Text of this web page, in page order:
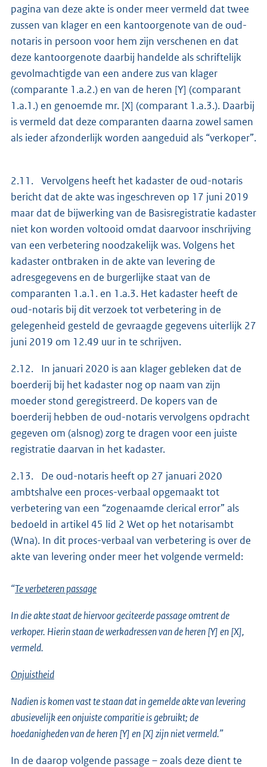
pagina van deze akte is onder meer vermeld dat twee
zussen van klager en een kantoorgenote van de oud-
notaris in persoon voor hem zijn verschenen en dat
deze kantoorgenote daarbij handelde als schriftelijk
gevolmachtigde van een andere zus van klager
(comparante 1.a.2.) en van de heren [Y] (comparant
1.a.1.) en genoemde mr. [X] (comparant 1.a.3.). Daarbij
is vermeld dat deze comparanten daarna zowel samen
als ieder afzonderlijk worden aangeduid als “verkoper”.
2.11. Vervolgens heeft het kadaster de oud-notaris
bericht dat de akte was ingeschreven op 17 juni 2019
maar dat de bijwerking van de Basisregistratie kadaster
niet kon worden voltooid omdat daarvoor inschrijving
van een verbetering noodzakelijk was. Volgens het
kadaster ontbraken in de akte van levering de
adresgegevens en de burgerlijke staat van de
comparanten 1.a.1. en 1.a.3. Het kadaster heeft de
oud-notaris bij dit verzoek tot verbetering in de
gelegenheid gesteld de gevraagde gegevens uiterlijk 27
juni 2019 om 12.49 uur in te schrijven.
2.12. In januari 2020 is aan klager gebleken dat de
boerderij bij het kadaster nog op naam van zijn
moeder stond geregistreerd. De kopers van de
boerderij hebben de oud-notaris vervolgens opdracht
gegeven om (alsnog) zorg te dragen voor een juiste
registratie daarvan in het kadaster.
2.13. De oud-notaris heeft op 27 januari 2020
ambtshalve een proces-verbaal opgemaakt tot
verbetering van een “zogenaamde clerical error” als
bedoeld in artikel 45 lid 2 Wet op het notarisambt
(Wna). In dit proces-verbaal van verbetering is over de
akte van levering onder meer het volgende vermeld:
“Te verbeteren passage
In die akte staat de hiervoor geciteerde passage omtrent de
verkoper. Hierin staan de werkadressen van de heren [Y] en [X],
vermeld.
Onjuistheid
Nadien is komen vast te staan dat in gemelde akte van levering
abusievelijk een onjuiste comparitie is gebruikt; de
hoedanigheden van de heren [Y] en [X] zijn niet vermeld.”
In de daarop volgende passage – zoals deze dient te